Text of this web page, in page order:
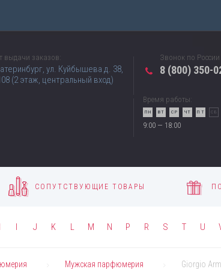
выдачи заказов:
ул. Куйбышева д. 38,
(2 этаж, центральный вход)
Звонок по
8 (800) 350-
Время работы:
ПН ВТ СР ЧТ ПТ
9:00 — 18:00
СБ
СОПУТСТВУЮЩИЕ ТОВАРЫ
I J K L M N P R S T U
Мужская парфюмерия Giorgio